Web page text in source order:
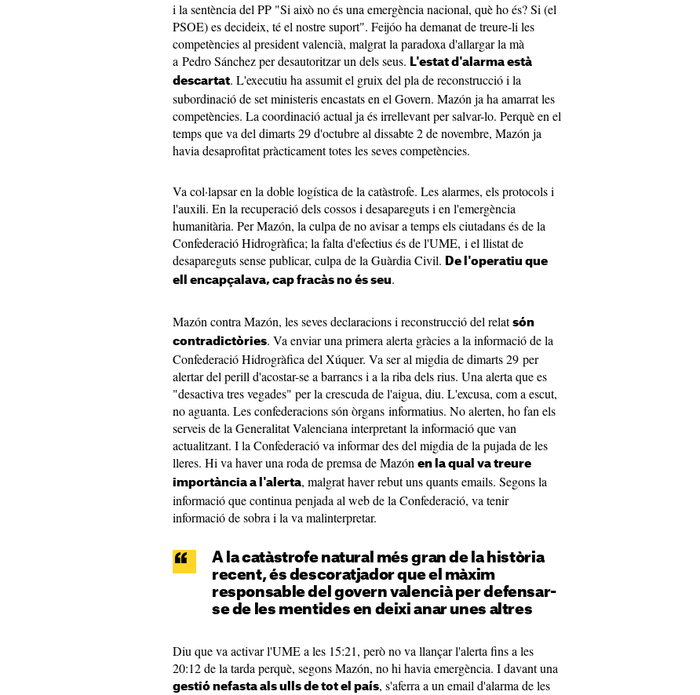
i la sentència del PP "Si això no és una emergència nacional, què ho és? Si (el
PSOE) es decideix, té el nostre suport". Feijóo ha demanat de treure-li les
competències al president valencià, malgrat la paradoxa d'allargar la mà
a Pedro Sánchez per desautoritzar un dels seus. L'estat d'alarma està
descartat. L'executiu ha assumit el gruix del pla de reconstrucció i la
subordinació de set ministeris encastats en el Govern. Mazón ja ha amarrat les
competències. La coordinació actual ja és irrellevant per salvar-lo. Perquè en el
temps que va del dimarts 29 d'octubre al dissabte 2 de novembre, Mazón ja
havia desaprofitat pràcticament totes les seves competències.
Va col·lapsar en la doble logística de la catàstrofe. Les alarmes, els protocols i
l'auxili. En la recuperació dels cossos i desapareguts i en l'emergència
humanitària. Per Mazón, la culpa de no avisar a temps els ciutadans és de la
Confederació Hidrogràfica; la falta d'efectius és de l'UME, i el llistat de
desapareguts sense publicar, culpa de la Guàrdia Civil. De l'operatiu que
ell encapçalava, cap fracàs no és seu.
Mazón contra Mazón, les seves declaracions i reconstrucció del relat són
contradictòries. Va enviar una primera alerta gràcies a la informació de la
Confederació Hidrogràfica del Xúquer. Va ser al migdia de dimarts 29 per
alertar del perill d'acostar-se a barrancs i a la riba dels rius. Una alerta que es
"desactiva tres vegades" per la crescuda de l'aigua, diu. L'excusa, com a escut,
no aguanta. Les confederacions són òrgans informatius. No alerten, ho fan els
serveis de la Generalitat Valenciana interpretant la informació que van
actualitzant. I la Confederació va informar des del migdia de la pujada de les
lleres. Hi va haver una roda de premsa de Mazón en la qual va treure
importància a l'alerta, malgrat haver rebut uns quants emails. Segons la
informació que continua penjada al web de la Confederació, va tenir
informació de sobra i la va malinterpretar.
A la catàstrofe natural més gran de la història
recent, és descoratjador que el màxim
responsable del govern valencià per defensar-
se de les mentides en deixi anar unes altres
Diu que va activar l'UME a les 15:21, però no va llançar l'alerta fins a les
20:12 de la tarda perquè, segons Mazón, no hi havia emergència. I davant una
gestió nefasta als ulls de tot el país, s'aferra a un email d'alarma de les